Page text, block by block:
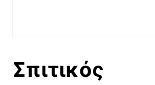
Σπιτικός